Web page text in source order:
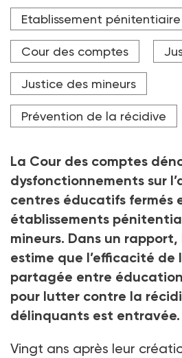
Etablissement
Cour des comptes
Justice des mineurs
Prévention de la récidive
La Cour des comptes
dysfonctionnements sur
centres éducatifs fermés
établissements
mineurs. Dans un
estime que l’efficacité de
partagée entre
pour lutter contre la
délinquants est entravée.
Vingt ans après leur